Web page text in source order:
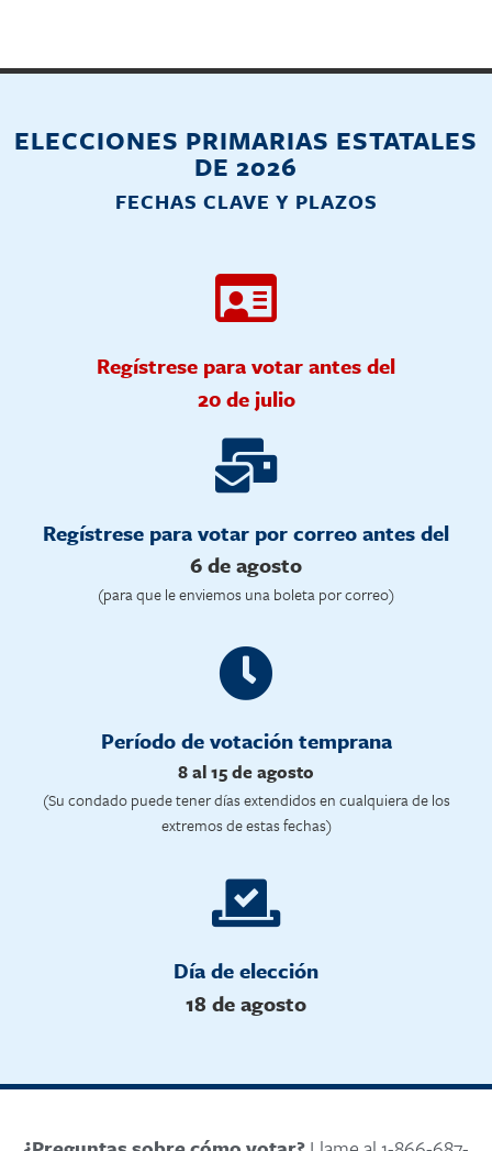
ELECCIONES PRIMARIAS ESTATALES
DE 2026
FECHAS CLAVE Y PLAZOS
Regístrese para votar antes del
20 de julio
Regístrese para votar por correo antes del
6 de agosto
(para que le enviemos una boleta por correo)
Período de votación temprana
8 al 15 de agosto
(Su condado puede tener días extendidos en cualquiera de los
extremos de estas fechas)
Día de elección
18 de agosto